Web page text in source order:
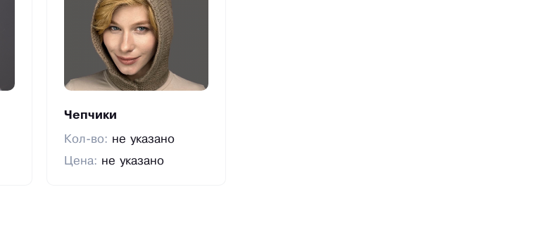
Чепчики
Кол-во: не указано
Цена: не указано